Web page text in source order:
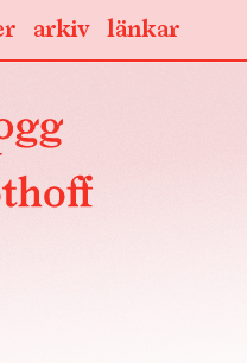
länkar
arkiv